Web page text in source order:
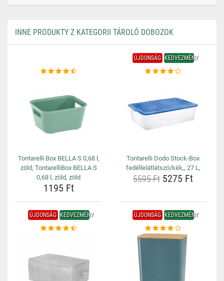
INNE PRODUKTY Z KATEGORII TÁROLÓ DOBOZOK
Tontarelli Box BELLA S 0,68 l,
zöld, TontarelliBox BELLA S
0,68 l, zöld, zöld
1195 Ft
ÚJDONSÁG KEDVEZMÉNY
Tontarelli Dodo Stock-Box
fedéllelátlátszó/kék,, 27 L,
5595 Ft 5275 Ft
ÚJDONSÁG KEDVEZMÉNY ÚJDONSÁG KEDVEZMÉNY